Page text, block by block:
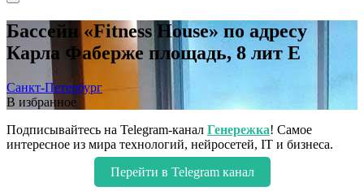
Бассейн «Fitness House» по адресу
Карла Фаберже площадь, 8 лит Е
Санкт-Петербург
В избранное
Подписывайтесь на Telegram-канал Генережка! Самое
интересное из мира технологий, нейросетей, IT и бизнеса.
Перейти в Telegram канал